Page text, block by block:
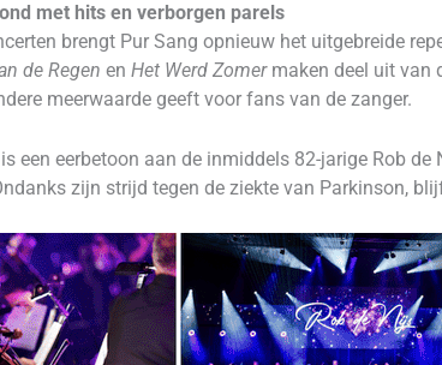
met hits en verborgen parels
brengt Pur Sang opnieuw het uitgebreide
de Regen en Het Werd Zomermaken deel uit van
meerwaarde geeft voor fans van de zanger.
een eerbetoon aan de inmiddels 82-jarige Rob
zijn strijd tegen de ziekte van Parkinson,